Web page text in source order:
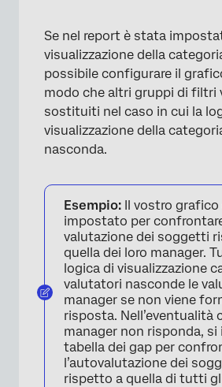
Se nel report è stata
visualizzazione della
possibile configurare il
modo che altri gruppi di filtri
sostituiti nel caso in cui la
visualizzazione della
nasconda.
Esempio: Il vostro grafico
impostato per
valutazione dei soggetti
quella dei loro manager.
logica di visualizzazione
valutatori nasconde le
manager se non viene
risposta. Nell’eventualità
manager non risponda,
tabella dei gap per
l’autovalutazione dei
rispetto a quella di tutti